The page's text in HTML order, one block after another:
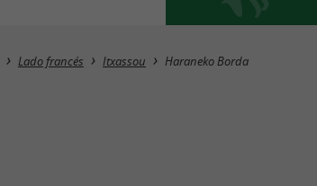
Lado francés Itxassou Haraneko Borda